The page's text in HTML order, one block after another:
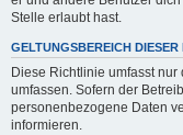
Stelle erlaubt hast.
GELTUNGSBEREICH DIESER
Diese Richtlinie umfasst
umfassen. Sofern der
personenbezogene Daten
informieren.